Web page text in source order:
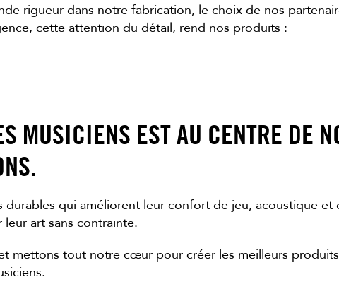
rigueur dans notre fabrication, le choix de nos
cette attention du détail, rend nos produits :
MUSICIENS EST AU CENTRE DE
qui améliorent leur confort de jeu, acoustique et
art sans contrainte.
mettons tout notre cœur pour créer les meilleurs